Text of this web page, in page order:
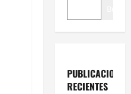
PUBLICACIONES
RECIENTES